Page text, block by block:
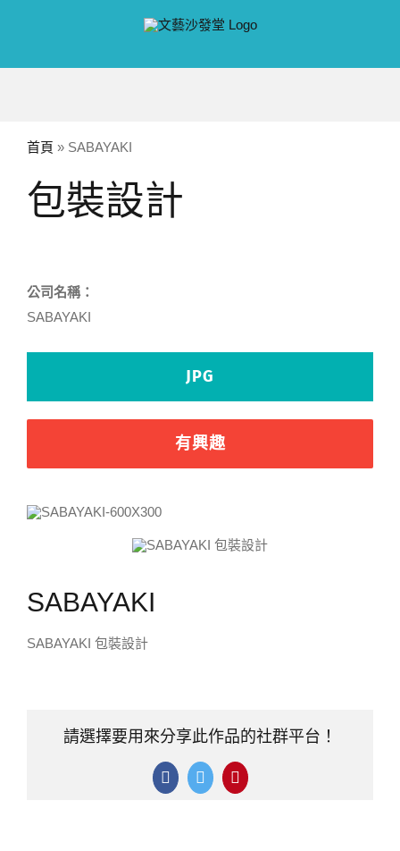
首頁 » SABAYAKI
包裝設計
公司名稱：
SABAYAKI
JPG
有興趣
SABAYAKI
SABAYAKI 包裝設計
請選擇要用來分享此作品的社群平台！
Facebook
TwitterPinterest